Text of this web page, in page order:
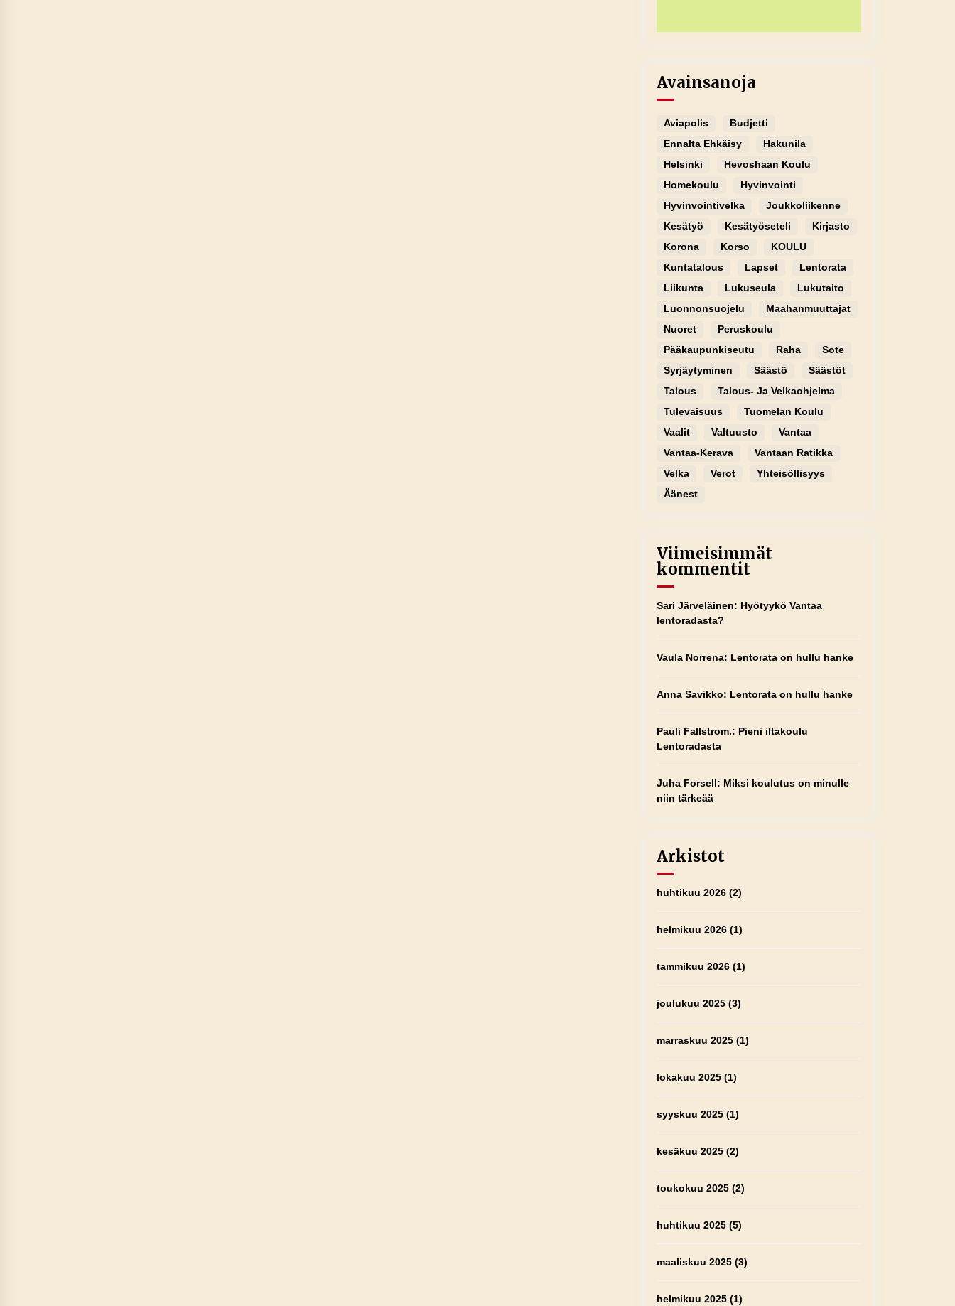
Avainsanoja
Aviapolis
Budjetti
Ennalta Ehkäisy
Hakunila
Helsinki
Hevoshaan Koulu
Homekoulu
Hyvinvointi
Hyvinvointivelka
Joukkoliikenne
Kesätyö
Kesätyöseteli
Kirjasto
Korona
Korso
KOULU
Kuntatalous
Lapset
Lentorata
Liikunta
Lukuseula
Lukutaito
Luonnonsuojelu
Maahanmuuttajat
Nuoret
Peruskoulu
Pääkaupunkiseutu
Raha
Sote
Syrjäytyminen
Säästö
Säästöt
Talous
Talous- Ja Velkaohjelma
Tulevaisuus
Tuomelan Koulu
Vaalit
Valtuusto
Vantaa
Vantaa-Kerava
Vantaan Ratikka
Velka
Verot
Yhteisöllisyys
Äänest
Viimeisimmät
kommentit
Sari Järveläinen: Hyötyykö Vantaa
lentoradasta?
Vaula Norrena: Lentorata on hullu hanke
Anna Savikko: Lentorata on hullu hanke
Pauli Fallstrom.: Pieni iltakoulu
Lentoradasta
Juha Forsell: Miksi koulutus on minulle
niin tärkeää
Arkistot
huhtikuu 2026 (2)
helmikuu 2026 (1)
tammikuu 2026 (1)
joulukuu 2025 (3)
marraskuu 2025 (1)
lokakuu 2025 (1)
syyskuu 2025 (1)
kesäkuu 2025 (2)
toukokuu 2025 (2)
huhtikuu 2025 (5)
maaliskuu 2025 (3)
helmikuu 2025 (1)